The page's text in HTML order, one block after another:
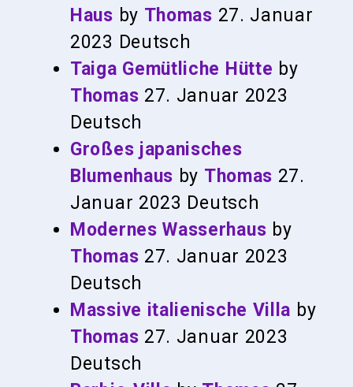
Haus by Thomas 27. Januar
2023 Deutsch
Taiga Gemütliche Hütte by
Thomas 27. Januar 2023
Deutsch
Großes japanisches
Blumenhaus by Thomas 27.
Januar 2023 Deutsch
Modernes Wasserhaus by
Thomas 27. Januar 2023
Deutsch
Massive italienische Villa by
Thomas 27. Januar 2023
Deutsch